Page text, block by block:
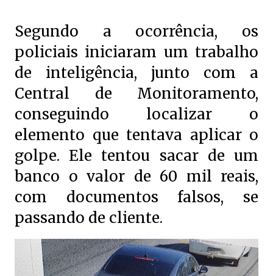
Segundo a ocorrência, os
policiais iniciaram um trabalho
de inteligência, junto com a
Central de Monitoramento,
conseguindo localizar o
elemento que tentava aplicar o
golpe. Ele tentou sacar de um
banco o valor de 60 mil reais,
com documentos falsos, se
passando de cliente.